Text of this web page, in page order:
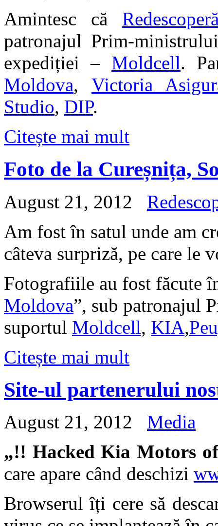
Amintesc că
patronajul Prim-
expediției – Moldcell.
Moldova, Victoria
Studio, DIP.
Citește mai mult
Foto de la Cureșnița,
August 21, 2012
Am fost în satul unde am
câteva surpriză, pe care le
Fotografiile au fost făcute
Moldova”, sub patronajul
suportul Moldcell, KIA,
Citește mai mult
Site-ul partenerului
August 21, 2012
Media
„!! Hacked Kia Motors
care apare când deschizi
Browserul îți cere să